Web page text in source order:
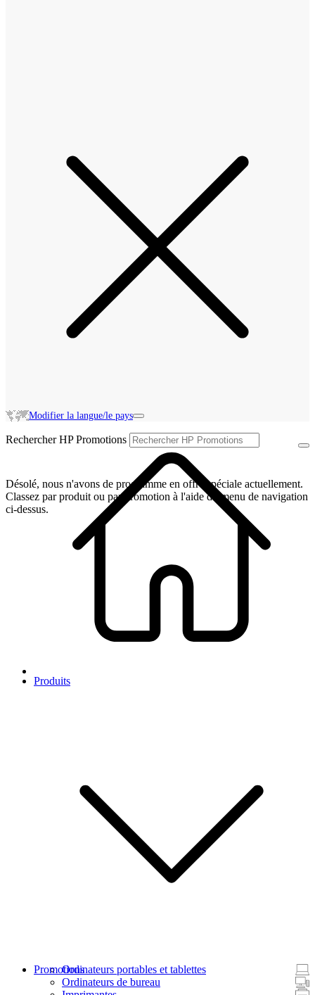
Produits
Ordinateurs portables et tablettes
Ordinateurs de bureau
Promotions
Modifier la langue/le pays
Rechercher HP Promotions
Désolé, nous n'avons de programme en offre spéciale actuellement.
Classez par produit ou par promotion à l'aide du menu de navigation
ci-dessus.